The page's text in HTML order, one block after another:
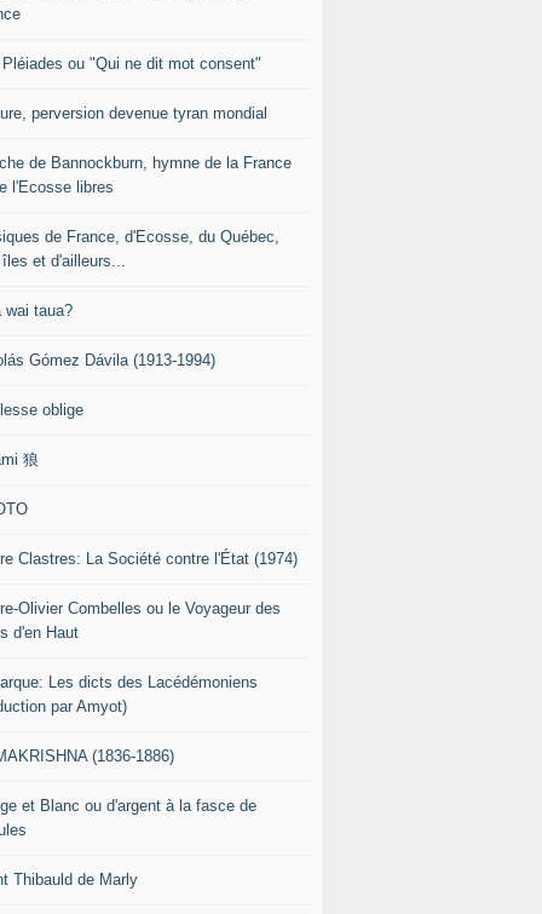
Pléiades ou "Qui ne dit mot consent"
perversion devenue tyran mondial
de Bannockburn, hymne de la France
l'Ecosse libres
de France, d'Ecosse, du Québec,
et d'ailleurs...
wai taua?
Gómez Dávila (1913-1994)
oblige
狼
Clastres: La Société contre l'État (1974)
Olivier Combelles ou le Voyageur des
d'en Haut
Les dicts des Lacédémoniens
par Amyot)
(1836-1886)
et Blanc ou d'argent à la fasce de
Thibauld de Marly